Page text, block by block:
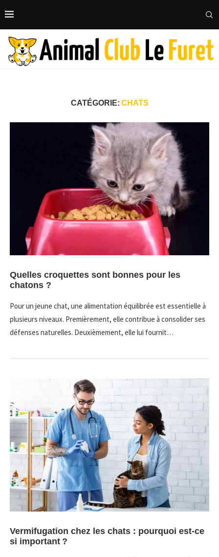
CATÉGORIE: CHATS
Quelles croquettes sont bonnes pour les
chatons ?
Pour un jeune chat, une alimentation équilibrée est essentielle à
plusieurs niveaux. Premièrement, elle contribue à consolider ses
défenses naturelles. Deuxièmement, elle lui fournit…
Vermifugation chez les chats : pourquoi est-ce
si important ?